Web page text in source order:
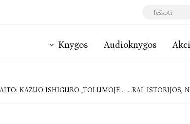
Knygos Audioknygos
ISHIGURO „TOLUMOJE BLYŠKIOS KALVOS“ TOP 10 „BALTŲ LANKŲ“